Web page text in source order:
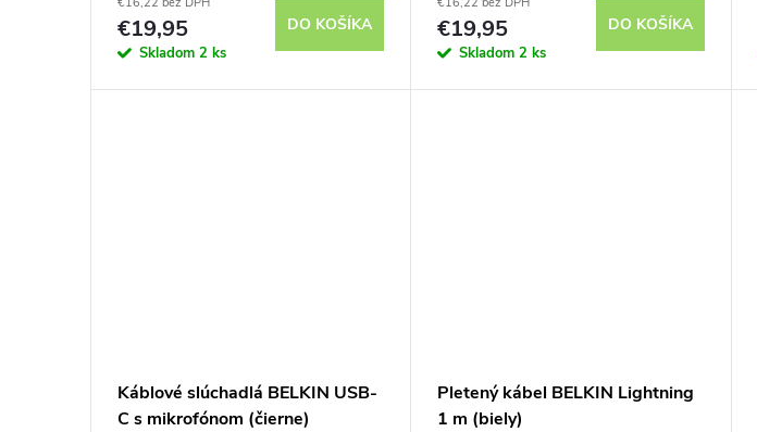
€19,95
Skladom 2 ks
DO KOŠÍKA €19,95
Skladom2 ks
DO KOŠÍKA
Káblové slúchadlá BELKIN USB-
C s mikrofónom (čierne)
Pletený kábel BELKIN Lightning
1 m (biely)